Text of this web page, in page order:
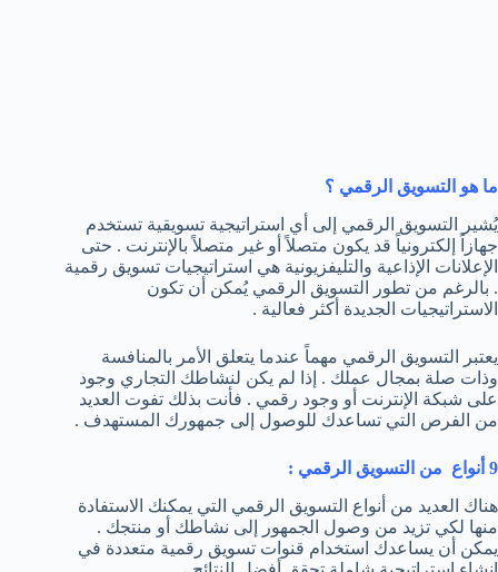
ما هو التسويق الرقمي ؟
يُشير التسويق الرقمي إلى أي استراتيجية تسويقية تستخدم
جهازاً إلكترونياً قد يكون متصلاً أو غير متصلاً بالإنترنت . حتى
الإعلانات الإذاعية والتليفزيونية هي استراتيجيات تسويق رقمية
. بالرغم من تطور التسويق الرقمي يُمكن أن تكون
الاستراتيجيات الجديدة أكثر فعالية .
يعتبر التسويق الرقمي مهماً عندما يتعلق الأمر بالمنافسة
وذات صلة بمجال عملك . إذا لم يكن لنشاطك التجاري وجود
على شبكة الإنترنت أو وجود رقمي . فأنت بذلك تفوت العديد
من الفرص التي تساعدك للوصول إلى جمهورك المستهدف .
9 أنواع من التسويق الرقمي :
هناك العديد من أنواع التسويق الرقمي التي يمكنك الاستفادة
منها لكي تزيد من وصول الجمهور إلى نشاطك أو منتجك .
يمكن أن يساعدك استخدام قنوات تسويق رقمية متعددة في